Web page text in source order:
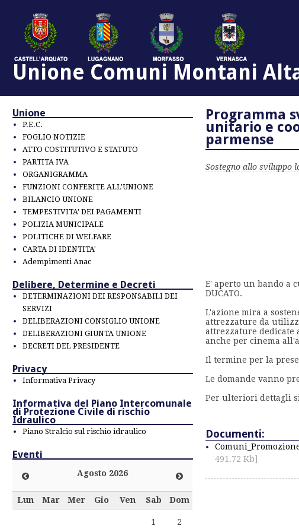
Unione Comuni Montani
Unione
P.E.C.
FOGLIO NOTIZIE
ATTO COSTITUTIVO E STATUTO
PARTITA IVA
ORGANIGRAMMA
FUNZIONI CONFERITE ALL'UNIONE
BILANCIO UNIONE
TEMPESTIVITA' DEI PAGAMENTI
POLIZIA MUNICIPALE
POLITICHE DI WELFARE
CARTA DI IDENTITA'
Adempimenti Anac
Delibere, Determine e Decreti
DETERMINAZIONI DEI RESPONSABILI DEI
SERVIZI
DELIBERAZIONI CONSIGLIO UNIONE
DELIBERAZIONI GIUNTA UNIONE
DECRETI DEL PRESIDENTE
Privacy
Informativa Privacy
Informativa del Piano Intercomunale
di Protezione Civile di rischio
Idraulico
Piano Stralcio sul rischio idraulico
Eventi
Agosto 2026
Lun Mar Mer Gio Ven Sab Dom
1 2
Programma
unitario e
parmense
Sostegno allo sviluppo
E' aperto un bando a
DUCATO.
L'azione mira a
attrezzature da
attrezzature dedicate
anche per cinema
Il termine per la
Le domande vanno
Per ulteriori dettagli
Documenti:
491.72 Kb]